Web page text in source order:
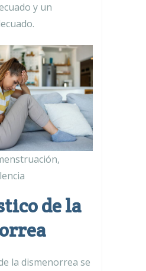
y un
de la
la dismenorrea se